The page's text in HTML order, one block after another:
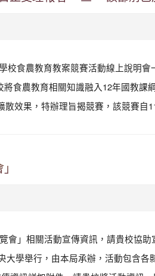
校食農教育教案競賽活動線上說明
食農教育相關知識融入12年國教
效果，特辦理旨揭競賽，該競賽自
會」相關活動宣傳資訊，請貴校協
大學舉行，由本局承辦，活動包含